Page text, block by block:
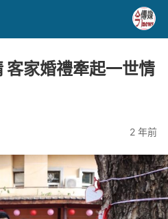
客家婚禮牽起一世情
2 年前